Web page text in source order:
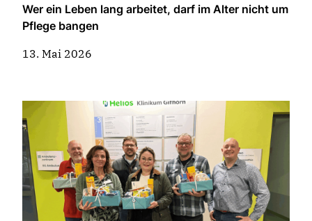
Wer ein Leben lang arbeitet, darf im Alter nicht um
Pflege bangen
13. Mai 2026